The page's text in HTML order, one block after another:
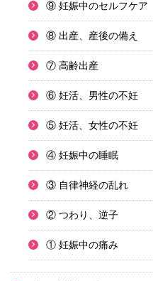
⑨ 妊娠中のセルフケア
⑧ 出産、産後の備え
⑦ 高齢出産
⑥ 妊活、男性の不妊
⑤ 妊活、女性の不妊
④ 妊娠中の睡眠
③ 自律神経の乱れ
② つわり、逆子
① 妊娠中の痛み